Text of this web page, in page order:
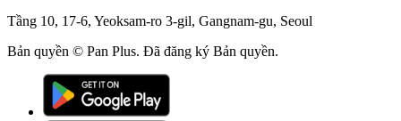
Tầng 10, 17-6, Yeoksam-ro 3-gil, Gangnam-gu, Seoul
Bản quyền © Pan Plus. Đã đăng ký Bản quyền.